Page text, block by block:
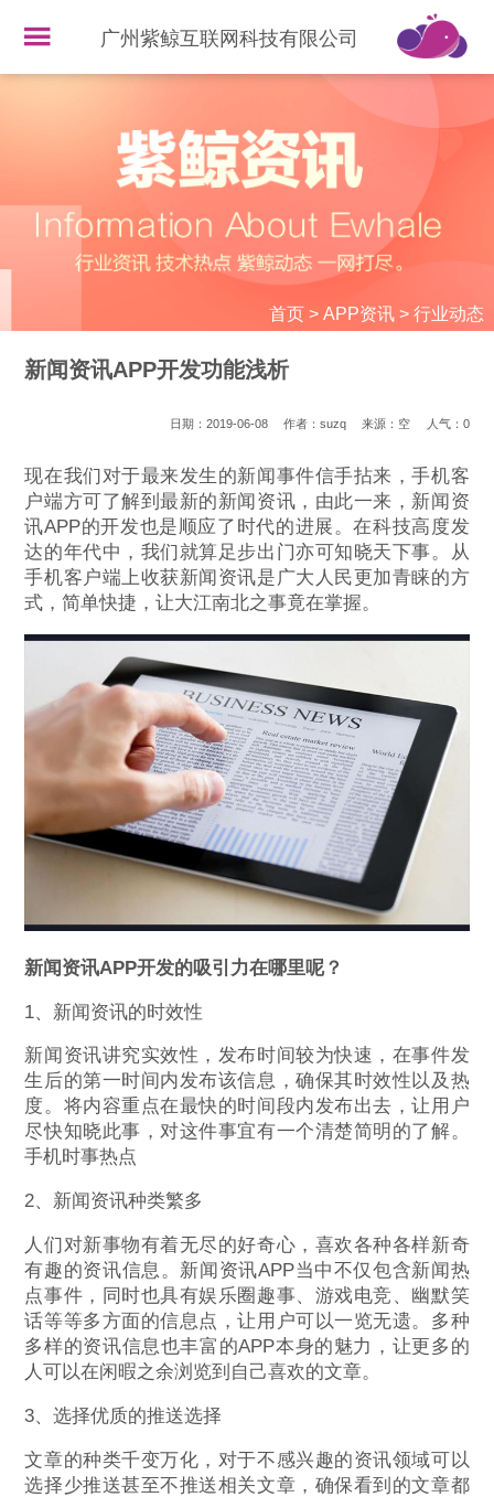
广州紫鲸互联网科技有限公司
首页> APP资讯> 行业动态
新闻资讯APP开发功能浅析
日期：2019-06-08 作者：suzq 来源：空 人气： 0
现在我们对于最来发生的新闻事件信手拈来，手机客
户端方可了解到最新的新闻资讯，由此一来，新闻资
讯APP的开发也是顺应了时代的进展。在科技高度发
达的年代中，我们就算足步出门亦可知晓天下事。从
手机客户端上收获新闻资讯是广大人民更加青睐的方
式，简单快捷，让大江南北之事竟在掌握。
新闻资讯APP开发的吸引力在哪里呢？
1、新闻资讯的时效性
新闻资讯讲究实效性，发布时间较为快速，在事件发
生后的第一时间内发布该信息，确保其时效性以及热
度。将内容重点在最快的时间段内发布出去，让用户
尽快知晓此事，对这件事宜有一个清楚简明的了解。
手机时事热点
2、新闻资讯种类繁多
人们对新事物有着无尽的好奇心，喜欢各种各样新奇
有趣的资讯信息。新闻资讯APP当中不仅包含新闻热
点事件，同时也具有娱乐圈趣事、游戏电竞、幽默笑
话等等多方面的信息点，让用户可以一览无遗。多种
多样的资讯信息也丰富的APP本身的魅力，让更多的
人可以在闲暇之余浏览到自己喜欢的文章。
3、选择优质的推送选择
文章的种类千变万化，对于不感兴趣的资讯领域可以
选择少推送甚至不推送相关文章，确保看到的文章都